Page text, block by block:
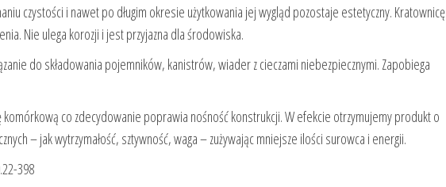
czystości i nawet po długim okresie użytkowania jej wygląd pozostaje estetyczny. Kratownicę
Nie ulega korozji i jest przyjazna dla środowiska.
do składowania pojemników, kanistrów, wiader z cieczami niebezpiecznymi. Zapobiega
co zdecydowanie poprawia nośność konstrukcji. W efekcie otrzymujemy produkt o
– jak wytrzymałość, sztywność, waga – zużywając mniejsze ilości surowca i energii.
398